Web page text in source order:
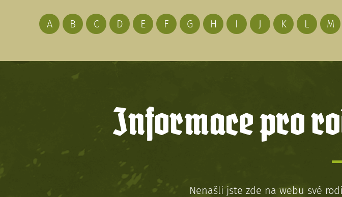
A B C D E F G H I J K L M
Informace pro
Nenašli jste zde na webu své